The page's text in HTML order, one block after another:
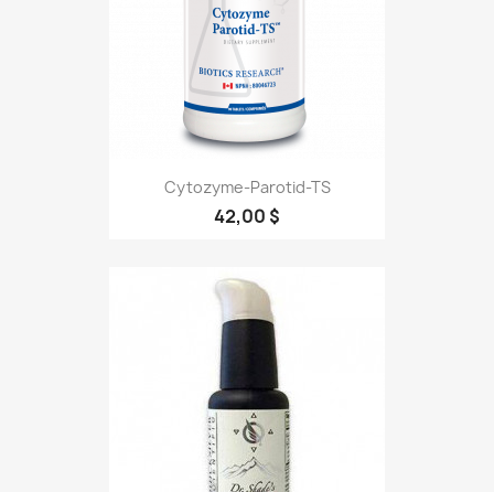
Cytozyme-Parotid-TS
42,00 $